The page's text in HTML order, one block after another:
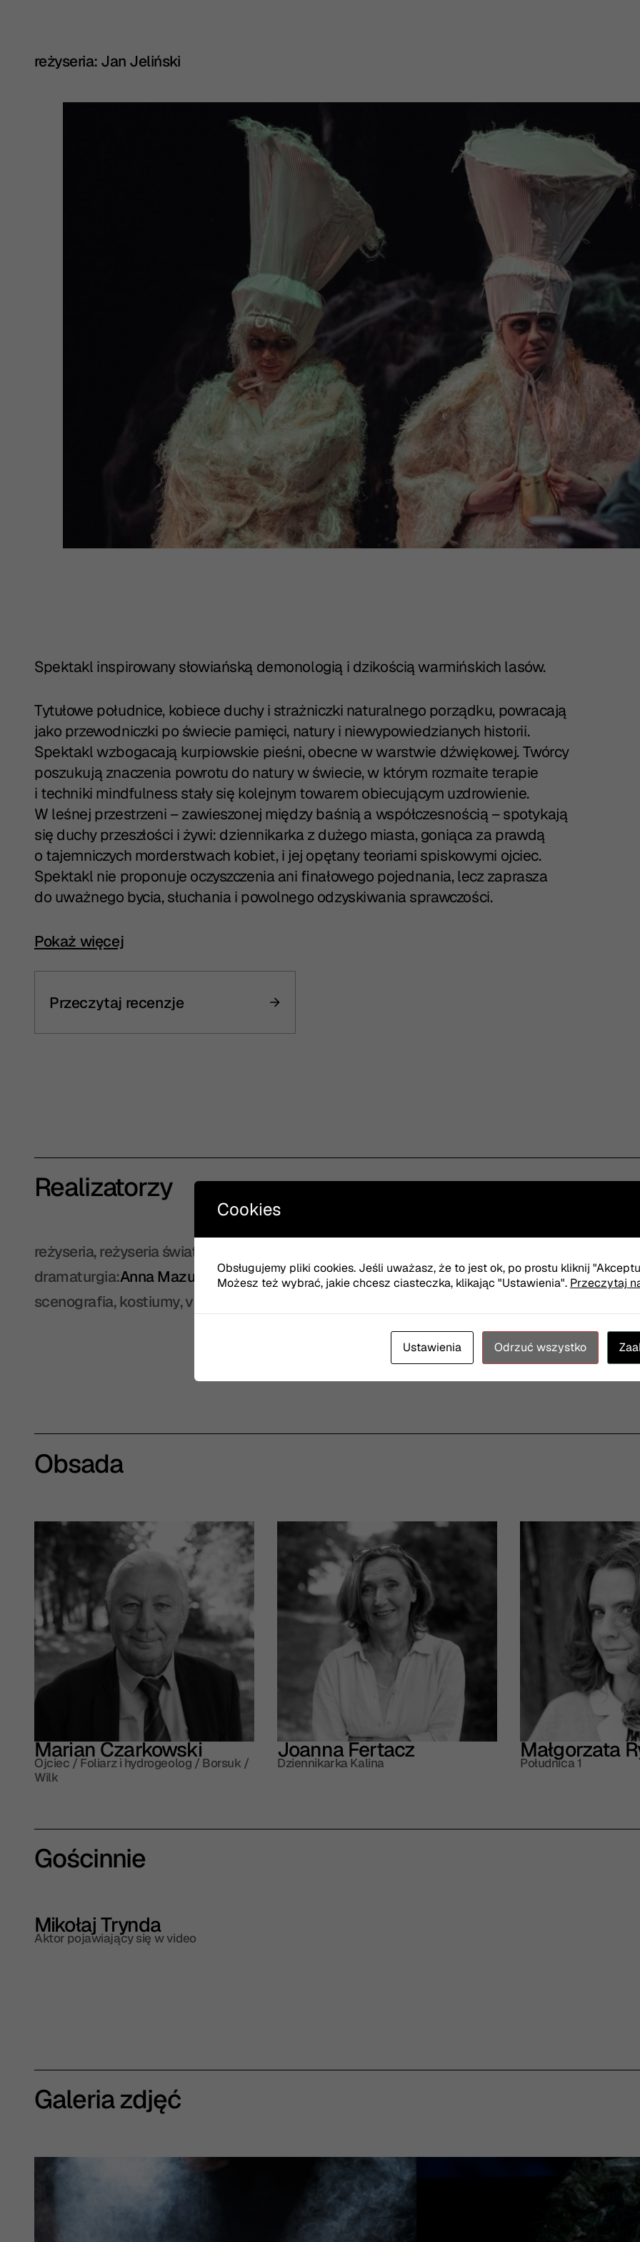
reżyseria: Jan Jeliński
Spektakl inspirowany słowiańską demonologią i dzikością warmińskich lasów.
Tytułowe południce, kobiece duchy i strażniczki naturalnego porządku, powracają
jako przewodniczki po świecie pamięci, natury i niewypowiedzianych historii.
Spektakl wzbogacają kurpiowskie pieśni, obecne w warstwie dźwiękowej. Twórcy
poszukują znaczenia powrotu do natury w świecie, w którym rozmaite terapie
i techniki mindfulness stały się kolejnym towarem obiecującym uzdrowienie.
W leśnej przestrzeni – zawieszonej między baśnią a współczesnością – spotykają
się duchy przeszłości i żywi: dziennikarka z dużego miasta, goniąca za prawdą
o tajemniczych morderstwach kobiet, i jej opętany teoriami spiskowymi ojciec.
Spektakl nie proponuje oczyszczenia ani finałowego pojednania, lecz zaprasza
do uważnego bycia, słuchania i powolnego odzyskiwania sprawczości.
Kliknij, aby rozwinąć pełny opis spektaklu
Pokaż więcej
Przeczytaj recenzje
Realizatorzy
reżyseria, reżyseria świateł, opracowanie muzyczne:
dramaturgia:Anna Mazurek konsultacje z
scenografia, kostiumy, video:
Obsada
Marian Czarkowski
Ojciec / Foliarz i hydrogeolog / Borsuk /
Wilk
Joanna Fertacz
Dziennikarka Kalina
Małgorzata
Południca 1
Gościnnie
Mikołaj Trynda
Aktor pojawiający się w video
Galeria zdjęć
Cookies
Obsługujemy pliki cookies. Jeśli uważasz, że to jest ok, po prostu kliknij
Możesz też wybrać, jakie chcesz ciasteczka, klikając "Ustawienia". Przeczytaj
Ustawienia Odrzuć wszystko